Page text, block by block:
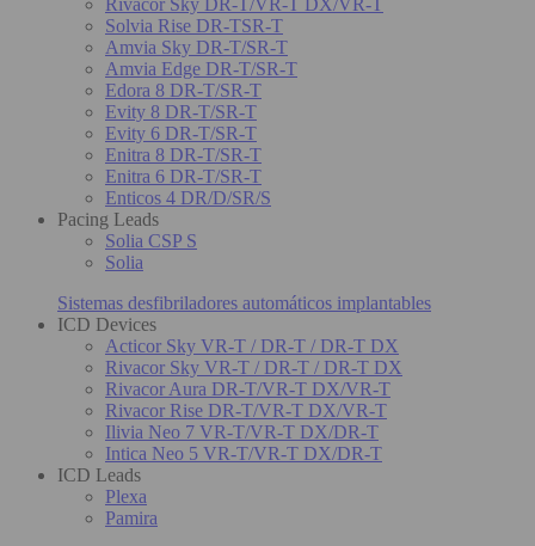
Solvia Rise DR-TSR-T
Amvia Sky DR-T/SR-T
Amvia Edge DR-T/SR-T
Edora 8 DR-T/SR-T
Evity 8 DR-T/SR-T
Evity 6 DR-T/SR-T
Enitra 8 DR-T/SR-T
Enitra 6 DR-T/SR-T
Enticos 4 DR/D/SR/S
Pacing Leads
Solia CSP S
Solia
Sistemas desfibriladores automáticos implantables
ICD Devices
Acticor Sky VR-T / DR-T / DR-T DX
Rivacor Sky VR-T / DR-T / DR-T DX
Rivacor Aura DR-T/VR-T DX/VR-T
Rivacor Rise DR-T/VR-T DX/VR-T
Ilivia Neo 7 VR-T/VR-T DX/DR-T
Intica Neo 5 VR-T/VR-T DX/DR-T
ICD Leads
Plexa
Pamira